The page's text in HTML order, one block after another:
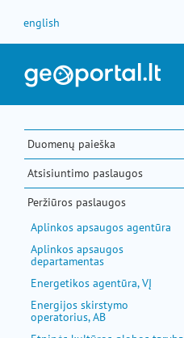
english
Duomenų paieška
Atsisiuntimo paslaugos
Peržiūros paslaugos
Aplinkos apsaugos agentūra
Aplinkos apsaugos
departamentas
Energetikos agentūra, VĮ
Energijos skirstymo
operatorius, AB